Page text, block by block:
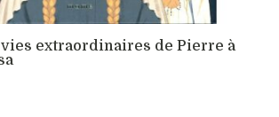
vies extraordinaires de Pierre à